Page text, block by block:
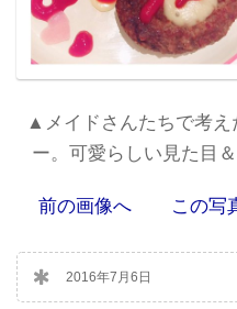
▲メイドさんたちで考え
ー。可愛らしい見た目
前の画像へ この写
2016年7月6日